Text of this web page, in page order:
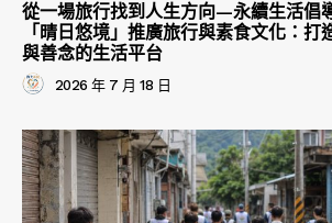
從一場旅行找到人生方向—永續生活倡
「晴日悠境」推廣旅行與素食文化：打
與善念的生活平台
2026 年 7 月 18 日